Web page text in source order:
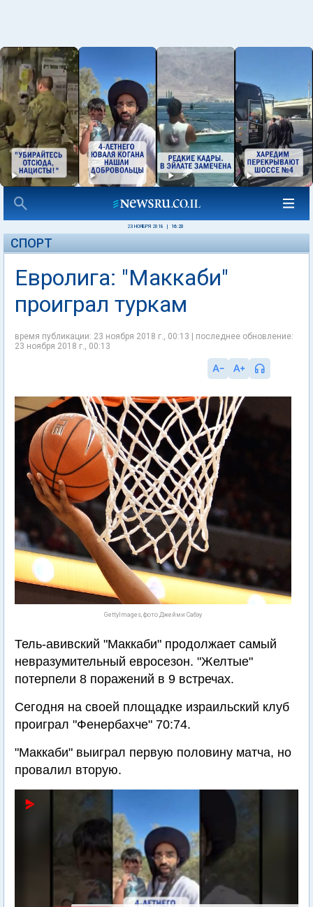
23 НОЯБРЯ 2018 16:20
СПОРТ
Евролига: "Маккаби"
проиграл туркам
время публикации: 23 ноября 2018 г., 00:13 | последнее обновление:
23 ноября 2018 г., 00:13
GettyImages, фото Джейми Сабэу
Тель-авивский "Маккаби" продолжает самый
невразумительный евросезон. "Желтые"
потерпели 8 поражений в 9 встречах.
Сегодня на своей площадке израильский клуб
проиграл "Фенербахче" 70:74.
"Маккаби" выиграл первую половину матча, но
провалил вторую.